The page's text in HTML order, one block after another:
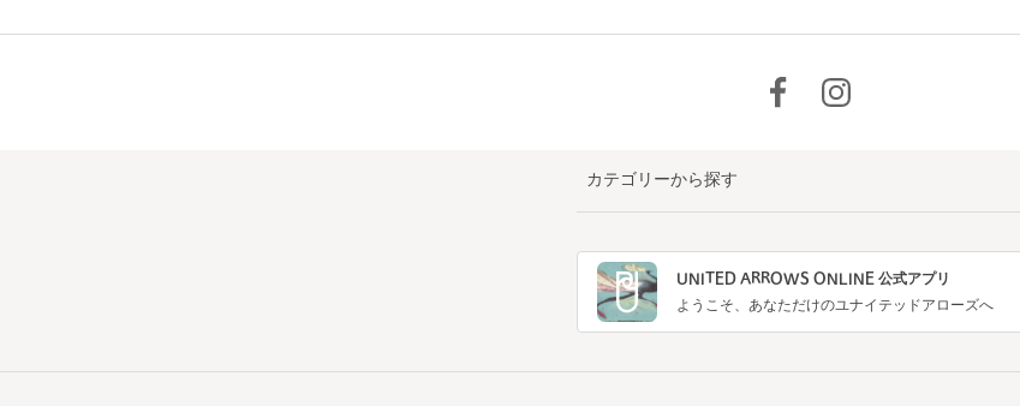
カテゴリーから探す
UNITED ARROWS ONLINE 公式アプリ
ようこそ、あなただけのユナイテッドアローズへ